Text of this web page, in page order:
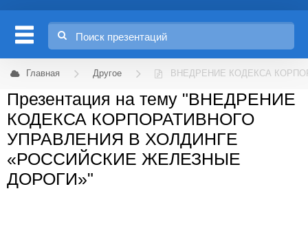
Главная Другое ВНЕДРЕНИЕ КОДЕКСА
Презентация на тему "ВНЕДРЕНИЕ
КОДЕКСА КОРПОРАТИВНОГО
УПРАВЛЕНИЯ В ХОЛДИНГЕ
«РОССИЙСКИЕ ЖЕЛЕЗНЫЕ
ДОРОГИ»"